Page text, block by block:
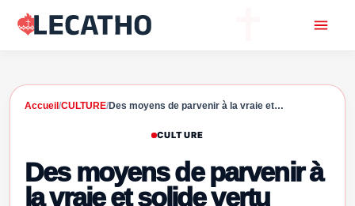
Accueil /CULTURE/Des moyens de parvenir à la vraie et…
CULTURE
Des moyens de parvenir à
la vraie et solide vertu